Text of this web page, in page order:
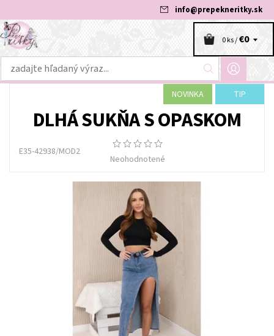
info@prepekneritky.sk
0 ks /€0
NOVINKA TIP
DLHÁ SUKŇA S OPASKOM
E35-42938/MOD2
Neohodnotené